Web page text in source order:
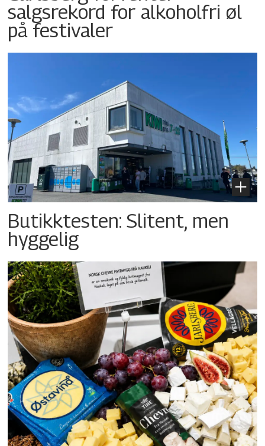
salgsrekord for alkoholfri øl
på festivaler
Butikktesten: Slitent, men
hyggelig